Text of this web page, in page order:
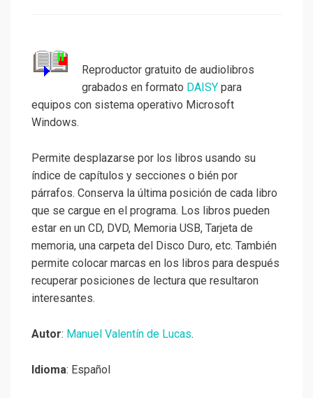
Reproductor gratuito de audiolibros
grabados en formato DAISY para
equipos con sistema operativo Microsoft
Windows.
Permite desplazarse por los libros usando su
índice de capítulos y secciones o bién por
párrafos. Conserva la última posición de cada libro
que se cargue en el programa. Los libros pueden
estar en un CD, DVD, Memoria USB, Tarjeta de
memoria, una carpeta del Disco Duro, etc. También
permite colocar marcas en los libros para después
recuperar posiciones de lectura que resultaron
interesantes.
Autor: Manuel Valentín de Lucas.
Idioma: Español